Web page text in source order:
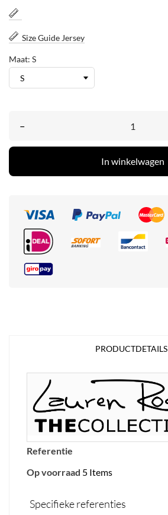
Size Guide Jersey
Maat: S
–
In winkelwagen
PRODUCTDETAILS
Referentie
Op voorraad 5 Items
Specifieke referenties